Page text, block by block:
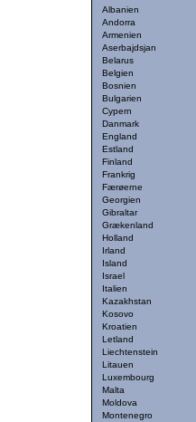
Albanien
Andorra
Armenien
Aserbajdsjan
Belarus
Belgien
Bosnien
Bulgarien
Cypern
Danmark
England
Estland
Finland
Frankrig
Færøerne
Georgien
Gibraltar
Grækenland
Holland
Irland
Island
Israel
Italien
Kazakhstan
Kosovo
Kroatien
Letland
Liechtenstein
Litauen
Luxembourg
Malta
Moldova
Montenegro